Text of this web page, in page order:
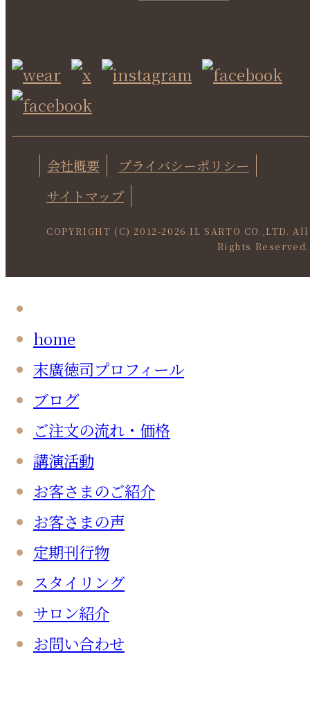
会社概要
プライバシーポリシー
サイトマップ
COPYRIGHT (C) 2012-2026 IL SARTO CO.,LTD. All
Rights Reserved.
home
末廣徳司プロフィール
ブログ
ご注文の流れ・価格
講演活動
お客さまのご紹介
お客さまの声
定期刊行物
スタイリング
サロン紹介
お問い合わせ